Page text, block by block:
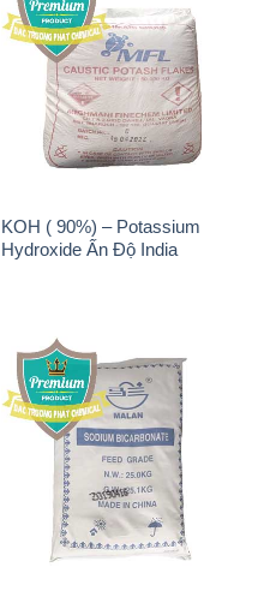
KOH ( 90%) – Potassium
Hydroxide Ấn Độ India